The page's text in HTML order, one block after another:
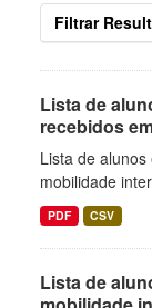
Filtrar
Lista de
recebidos
Lista de
mobilidade
PDF CSV
Lista de